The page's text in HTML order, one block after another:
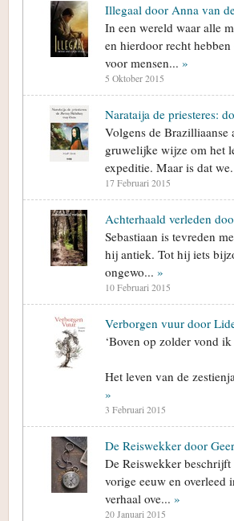
Illegaal door Anna van
In een wereld waar alle
en hierdoor recht
voor mensen... »
5 Oktober 2015
Narataija de priesteres:
Volgens de
gruwelijke wijze om het
expeditie. Maar is dat
17 Februari 2015
Achterhaald verleden
Sebastiaan is tevreden
hij antiek. Tot hij iets
ongewo... »
10 Februari 2015
Verborgen vuur door
‘Boven op zolder vond
Het leven van de
»
3 Februari 2015
De Reiswekker door
De Reiswekker
vorige eeuw en
verhaal ove... »
20 Januari 2015